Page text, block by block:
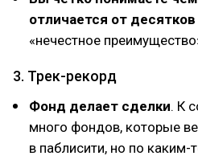
отличается от
«нечестное
3. Трек-рекорд
Фонд делает сделки. К
много фондов, которые
в паблисити, но по каким-